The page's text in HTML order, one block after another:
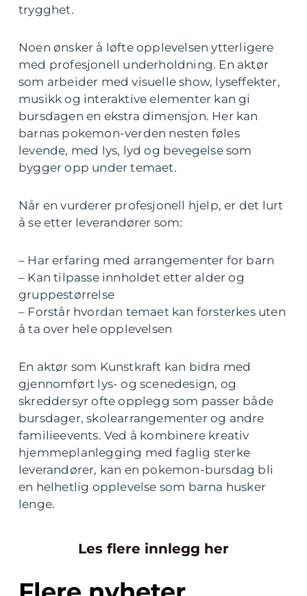
trygghet.
Noen ønsker å løfte opplevelsen ytterligere
med profesjonell underholdning. En aktør
som arbeider med visuelle show, lyseffekter,
musikk og interaktive elementer kan gi
bursdagen en ekstra dimensjon. Her kan
barnas pokemon-verden nesten føles
levende, med lys, lyd og bevegelse som
bygger opp under temaet.
Når en vurderer profesjonell hjelp, er det lurt
å se etter leverandører som:
– Har erfaring med arrangementer for barn
– Kan tilpasse innholdet etter alder og
gruppestørrelse
– Forstår hvordan temaet kan forsterkes uten
å ta over hele opplevelsen
En aktør som Kunstkraft kan bidra med
gjennomført lys- og scenedesign, og
skreddersyr ofte opplegg som passer både
bursdager, skolearrangementer og andre
familieevents. Ved å kombinere kreativ
hjemmeplanlegging med faglig sterke
leverandører, kan en pokemon-bursdag bli
en helhetlig opplevelse som barna husker
lenge.
Les flere innlegg her